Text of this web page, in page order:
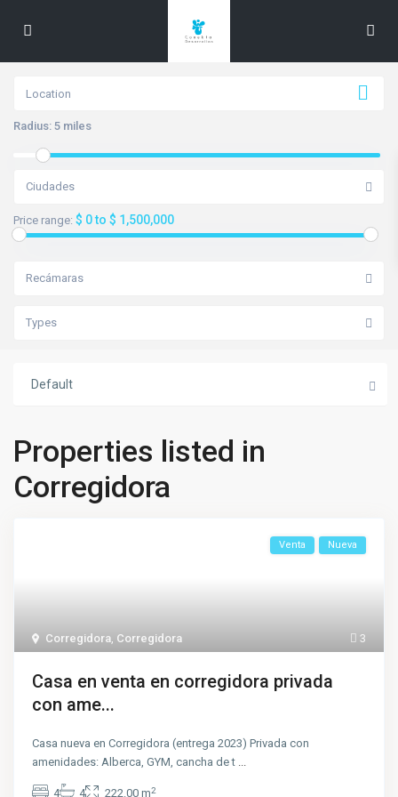
Radius:5 miles
Ciudades
Price range: $ 0 to $ 1,500,000
Recámaras
Types
Default
Properties listed in
Corregidora
3
Corregidora, Corregidora
Venta Nueva
Casa en venta en corregidora privada
con ame...
Casa nueva en Corregidora (entrega 2023) Privada con
amenidades: Alberca, GYM, cancha de t ...
4 4 222.00 m2